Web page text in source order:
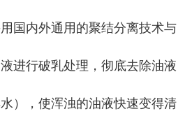
国内外通用的聚结分离技术与
进行破乳处理，彻底去除油液
），使浑浊的油液快速变得清